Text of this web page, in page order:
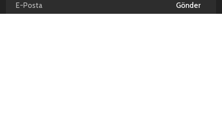
Gönder